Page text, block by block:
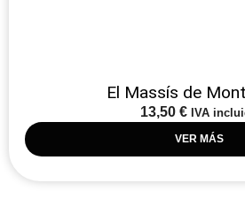
El Massís de
13,50 € IVA
VER MÁS